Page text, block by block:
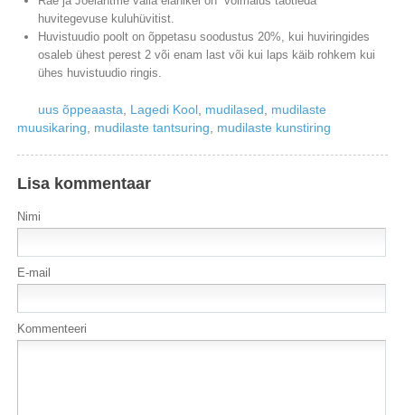
huvitegevuse kuluhüvitist.
Huvistuudio poolt on õppetasu soodustus 20%, kui huviringides
osaleb ühest perest 2 või enam last või kui laps käib rohkem kui
ühes huvistuudio ringis.
uus õppeaasta Lagedi Kool mudilased
mudilaste
muusikaring
mudilaste tantsuring mudilaste kunstiring
Lisa kommentaar
Nimi
E-mail
Kommenteeri